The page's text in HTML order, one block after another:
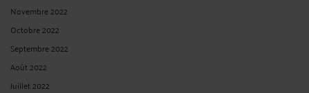
Novembre 2022
Octobre 2022
Septembre 2022
Août 2022
Juillet 2022